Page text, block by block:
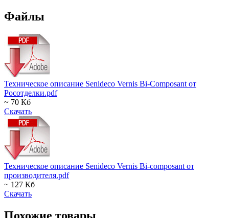
Файлы
Техническое описание Senideco Vernis Bi-Composant от
Росотделки.pdf
~ 70 Кб
Скачать
Техническое описание Senideco Vernis Bi-composant от
производителя.pdf
~ 127 Кб
Скачать